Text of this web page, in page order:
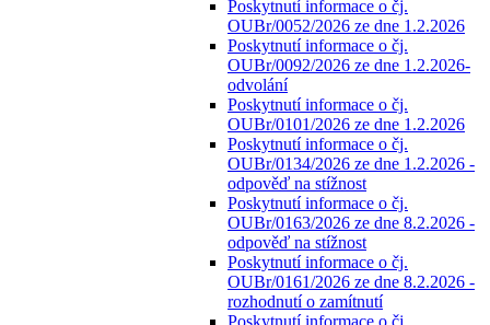
Poskytnutí informace o čj.
OUBr/0052/2026 ze dne 1.2.2026
Poskytnutí informace o čj.
OUBr/0092/2026 ze dne 1.2.2026-
odvolání
Poskytnutí informace o čj.
OUBr/0101/2026 ze dne 1.2.2026
Poskytnutí informace o čj.
OUBr/0134/2026 ze dne 1.2.2026 -
odpověď na stížnost
Poskytnutí informace o čj.
OUBr/0163/2026 ze dne 8.2.2026 -
odpověď na stížnost
Poskytnutí informace o čj.
OUBr/0161/2026 ze dne 8.2.2026 -
rozhodnutí o zamítnutí
Poskytnutí informace o čj.